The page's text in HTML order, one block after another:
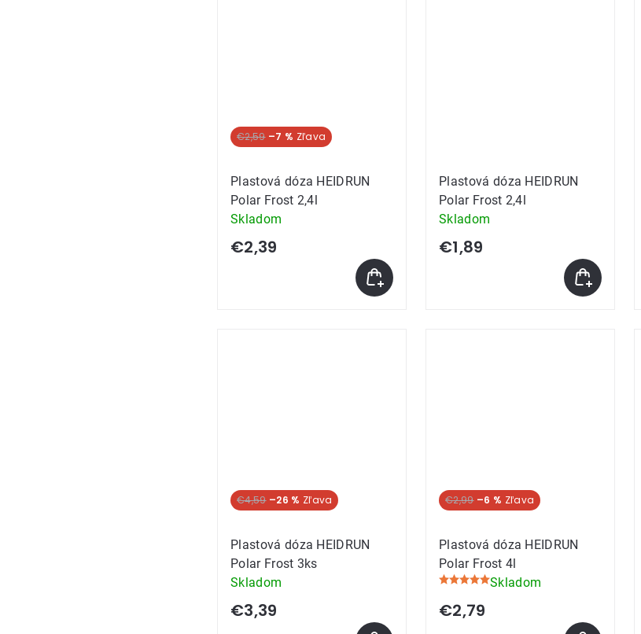
€2,59 –7 %
Plastová dóza HEIDRUN
Polar Frost 2,4l
Skladom
€2,39
Plastová dóza HEIDRUN
Polar Frost 2,4l
Skladom
€1,89
€4,59 –26 %
Plastová dóza HEIDRUN
Polar Frost 3ks
Skladom
€3,39
€2,99 –6 %
Plastová dóza HEIDRUN
Polar Frost 4l
Priemerné
hodnotenie
Skladom
€2,79